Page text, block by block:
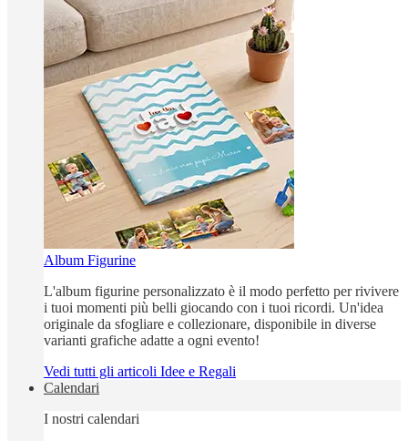
Album Figurine
L'album figurine personalizzato è il modo perfetto per rivivere
i tuoi momenti più belli giocando con i tuoi ricordi. Un'idea
originale da sfogliare e collezionare, disponibile in diverse
varianti grafiche adatte a ogni evento!
Vedi tutti gli articoli Idee e Regali
Calendari
I nostri calendari